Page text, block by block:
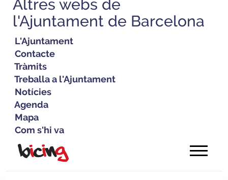
Altres webs de
l'Ajuntament de Barcelona
L'Ajuntament
Contacte
Tràmits
Treballa a l'Ajuntament
Notícies
Agenda
Mapa
Com s'hi va
Vés